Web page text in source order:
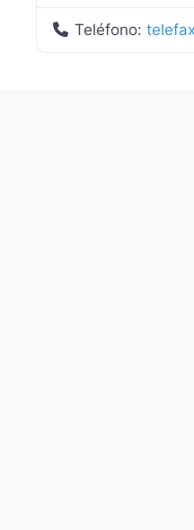
Teléfono: